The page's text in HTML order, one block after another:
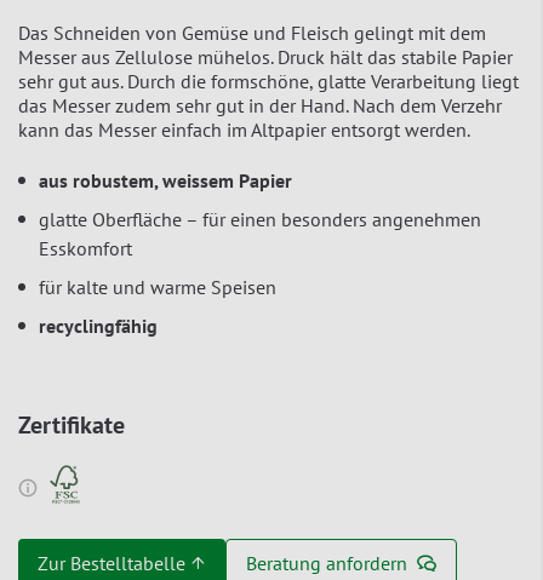
Das Schneiden von Gemüse und Fleisch gelingt mit dem
Messer aus Zellulose mühelos. Druck hält das stabile Papier
sehr gut aus. Durch die formschöne, glatte Verarbeitung liegt
das Messer zudem sehr gut in der Hand. Nach dem Verzehr
kann das Messer einfach im Altpapier entsorgt werden.
aus robustem, weissem Papier
glatte Oberfläche – für einen besonders angenehmen
Esskomfort
für kalte und warme Speisen
recyclingfähig
Zertifikate
Zur Bestelltabelle ↑ Beratung anfordern